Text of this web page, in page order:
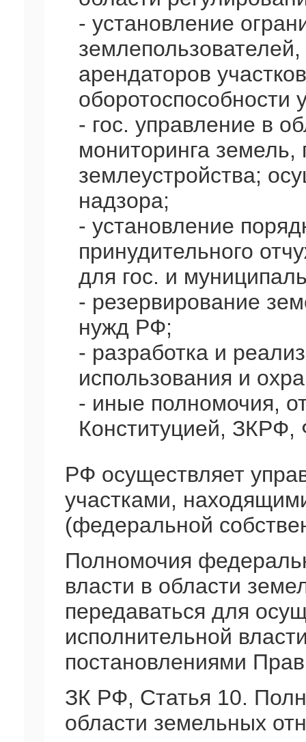
- установление
арендаторов
оборотоспособности
- гос. управление в
мониторинга земель,
землеустройства;
надзора;
- установление
принудительного
для гос. и
- резервирование
нужд РФ;
- разработка и
использования и
- иные полномочия,
Конституцией,
РФ осуществляет
участками,
(федеральной
Полномочия
власти в области
передаваться для
исполнительной
постановлениями
ЗК РФ, Статья 10.
области земельных